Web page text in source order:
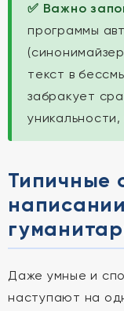
✅ Важно
программы
текст в
забракует
Типичные
Даже умные и
наступают на